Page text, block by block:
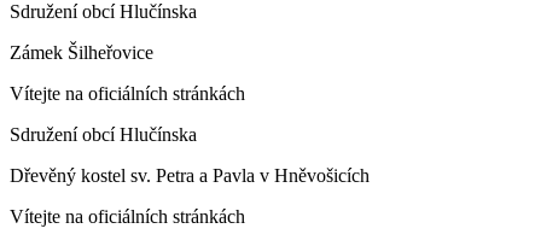
Sdružení obcí Hlučínska
Zámek Šilheřovice
Vítejte na oficiálních stránkách
Sdružení obcí Hlučínska
Dřevěný kostel sv. Petra a Pavla v Hněvošicích
Vítejte na oficiálních stránkách